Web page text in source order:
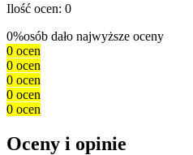
Ilość ocen: 0
0%osób dało najwyższe oceny
0 ocen
0 ocen
0 ocen
0 ocen
0 ocen
Oceny i opinie